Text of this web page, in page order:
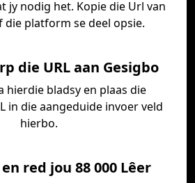
jy nodig het. Kopie die Url van
die platform se deel opsie.
die URL aan Gesigbo
hierdie bladsy en plaas die
in die aangeduide invoer veld
hierbo.
red jou 88 000 Lêer